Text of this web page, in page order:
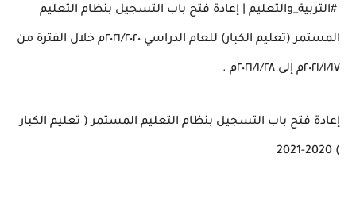
#التربية_والتعليم | إعادة فتح باب التسجيل بنظام التعليم
المستمر (تعليم الكبار) للعام الدراسي ٢٠٢١/٢٠٢٠م خلال الفترة من
٢٠٢١/١/١٧م إلى ٢٠٢١/١/٢٨م .
إعادة فتح باب التسجيل بنظام التعليم المستمر ( تعليم الكبار
) 2020-2021